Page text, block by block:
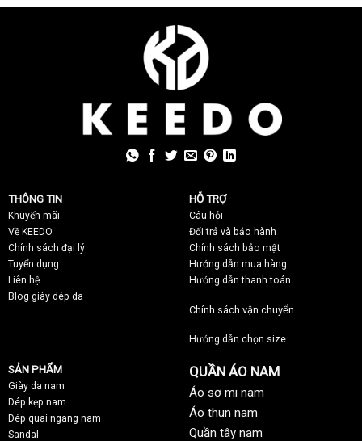
THÔNG TIN
Khuyến mãi
Về KEEDO
Chính sách đại lý
Tuyển dụng
Liên hệ
Blog giày dép da
HỖ TRỢ
Câu hỏi
Đổi trả và bảo hành
Chính sách bảo mật
Hướng dẫn mua hàng
Hướng dẫn thanh toán
Chính sách vận chuyển
Hướng dẫn chọn size
SẢN PHẨM
Giày da nam
Dép kẹp nam
Dép quai ngang nam
Sandal
QUẦN ÁO NAM
Áo sơ mi nam
Áo thun nam
Quần tây nam